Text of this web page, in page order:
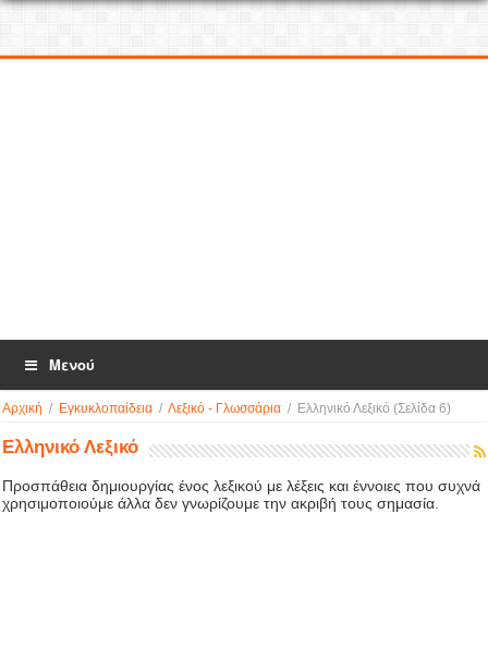
Μενού
Αρχική / Εγκυκλοπαίδεια / Λεξικό - Γλωσσάρια / Ελληνικό Λεξικό (Σελίδα 6)
Ελληνικό Λεξικό
Προσπάθεια δημιουργίας ένος λεξικού με λέξεις και έννοιες που συχνά
χρησιμοποιούμε άλλα δεν γνωρίζουμε την ακριβή τους σημασία.